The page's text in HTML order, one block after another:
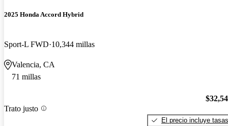
2025 Honda Accord Hybrid
Sport-L FWD 10,344 millas
Valencia, CA
71 millas
Trato justo
El precio incluye tasas